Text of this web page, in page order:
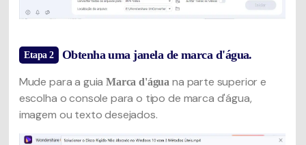
Etapa 2 Obtenha uma janela de marca d'água.
Mude para a guiaMarca d'água na parte superior e
escolha o console para o tipo de marca d'água,
imagem ou texto desejados.